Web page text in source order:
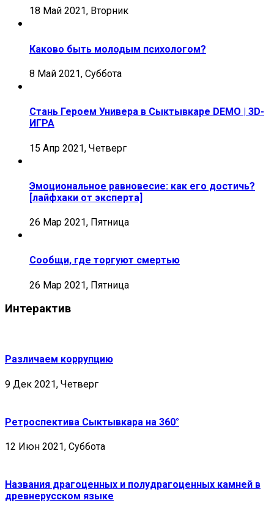
18 Май 2021, Вторник
Каково быть молодым психологом?
8 Май 2021, Суббота
Стань Героем Универа в Сыктывкаре DEMO | 3D-
ИГРА
15 Апр 2021, Четверг
Эмоциональное равновесие: как его достичь?
[лайфхаки от эксперта]
26 Мар 2021, Пятница
Сообщи, где торгуют смертью
26 Мар 2021, Пятница
Интерактив
Различаем коррупцию
9 Дек 2021, Четверг
Ретроспектива Сыктывкара на 360°
12 Июн 2021, Суббота
Названия драгоценных и полудрагоценных камней в
древнерусском языке